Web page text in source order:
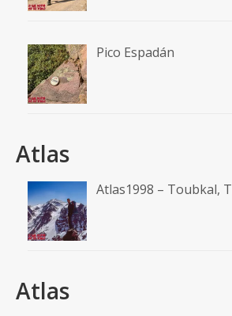
Pico Espadán
Atlas
Atlas1998 – Toubkal,
Atlas